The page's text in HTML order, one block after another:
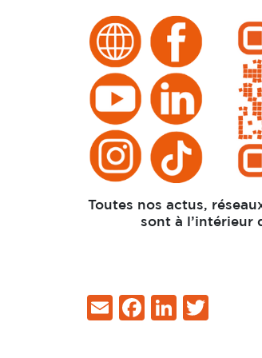
Toutes nos actus,
sont à l’intérieur
EmailFacebook
LinkedIn